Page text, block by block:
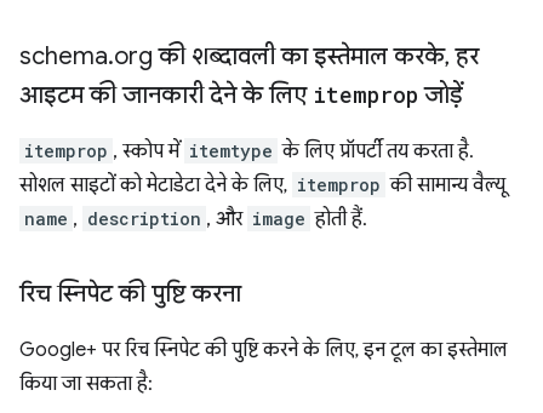
schema.org की शब्दावली का इस्तेमाल करके, हर
आइटम की जानकारी देने के लिए itemprop जोड़ें
itemprop , स्कोप में itemtype के लिए प्रॉपर्टी तय करता है.
सोशल साइटों को मेटाडेटा देने के लिए, itemprop की सामान्य वैल्यू
name , description , और image होती हैं.
रिच स्निपेट की पुष्टि करना
Google+ पर रिच स्निपेट की पुष्टि करने के लिए, इन टूल का इस्तेमाल
किया जा सकता है: